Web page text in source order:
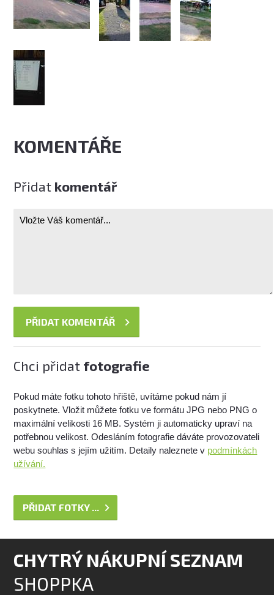
KOMENTÁŘE
Přidat komentář
Chci přidat fotografie
Pokud máte fotku tohoto hřiště, uvítáme pokud nám jí
poskytnete. Vložit můžete fotku ve formátu JPG nebo PNG o
maximální velikosti 16 MB. Systém ji automaticky upraví na
potřebnou velikost. Odesláním fotografie dáváte provozovateli
webu souhlas s jejím užitím. Detaily naleznete v podmínkách
užívání.
PŘIDAT FOTKY ...
CHYTRÝ NÁKUPNÍ SEZNAM
SHOPPKA